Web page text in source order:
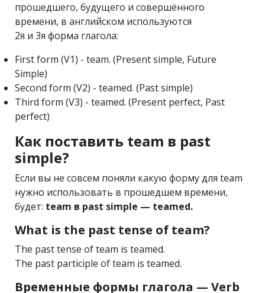
прошедшего, будущего и совершённого
времени, в английском используются
2я и 3я форма глагола:
First form (V1) - team. (Present simple, Future
Simple)
Second form (V2) - teamed. (Past simple)
Third form (V3) - teamed. (Present perfect, Past
perfect)
Как поставить team в past
simple?
Если вы не совсем поняли какую форму для team
нужно использовать в прошедшем времени,
будет: team в past simple — teamed.
What is the past tense of team?
The past tense of team is teamed.
The past participle of team is teamed.
Временные формы глагола — Verb